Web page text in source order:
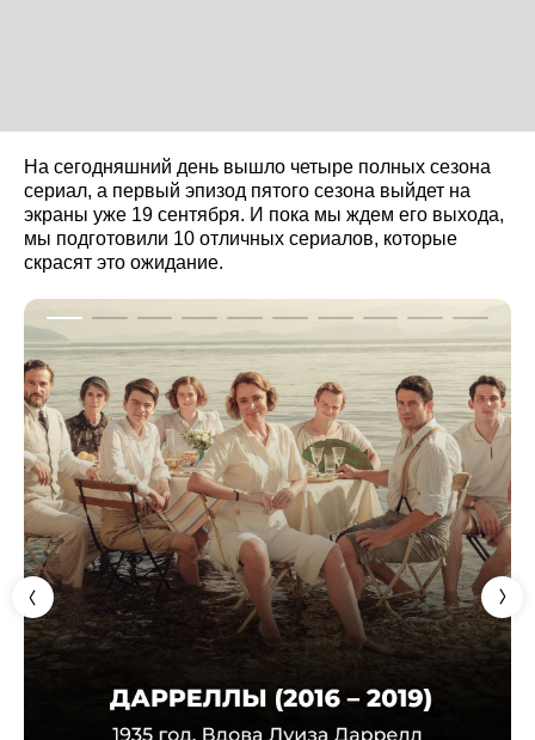
На сегодняшний день вышло четыре полных сезона
сериал, а первый эпизод пятого сезона выйдет на
экраны уже 19 сентября. И пока мы ждем его выхода,
мы подготовили 10 отличных сериалов, которые
скрасят это ожидание.